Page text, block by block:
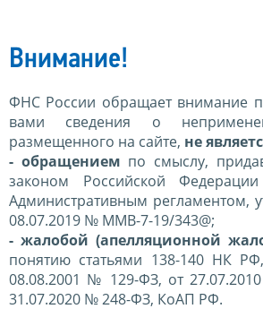
Внимание!
ФНС России обращает внимание
вами сведения о
размещенного на сайте, не
- обращением по смыслу,
законом Российской
Административным регламентом,
08.07.2019 № ММВ-7-19/343@;
- жалобой (апелляционной
понятию статьями 138-140 НК
08.08.2001 № 129-ФЗ, от
31.07.2020 № 248-ФЗ, КоАП РФ.